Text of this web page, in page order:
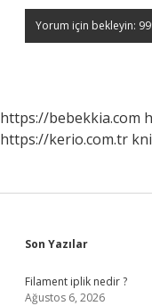
https://bebekkia.com
https://kerio.com.tr
Sidebar
Son Yazılar
Filament iplik nedir ?
Ağustos 6, 2026